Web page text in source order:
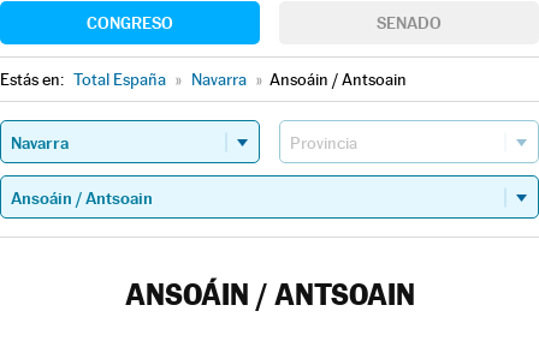
CONGRESO SENADO
Estás en: Total España » Navarra » Ansoáin / Antsoain
ANSOÁIN / ANTSOAIN